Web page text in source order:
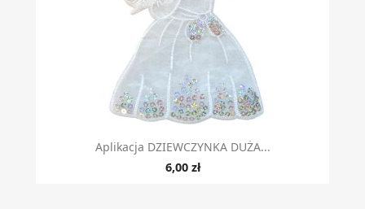
Aplikacja DZIEWCZYNKA DUŻA...
6,00 zł